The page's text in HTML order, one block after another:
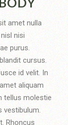
amet nulla
nisi
purus.
cursus.
id velit. In
aliquam
tellus molestie
vestibulum.
Rhoncus